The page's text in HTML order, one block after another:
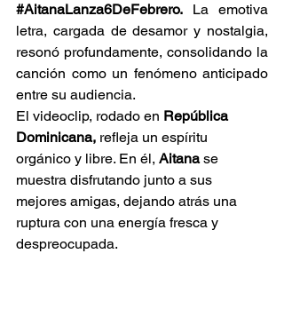
#AitanaLanza6DeFebrero. La emotiva
letra, cargada de desamor y nostalgia,
resonó profundamente, consolidando la
canción como un fenómeno anticipado
entre su audiencia.
El videoclip, rodado en República
Dominicana, refleja un espíritu
orgánico y libre. En él, Aitana se
muestra disfrutando junto a sus
mejores amigas, dejando atrás una
ruptura con una energía fresca y
despreocupada.